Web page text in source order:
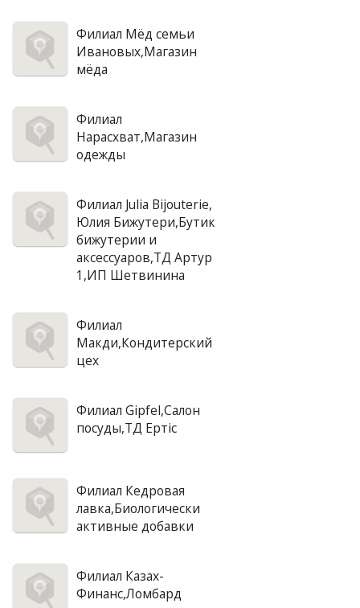
Филиал Мёд семьи
Ивановых,Магазин
мёда
Филиал
Нарасхват,Магазин
одежды
Филиал Julia Bijouterie,
Юлия Бижутери,Бутик
бижутерии и
аксессуаров,ТД Артур
1,ИП Шетвинина
Филиал
Макди,Кондитерский
цех
Филиал Gipfel,Салон
посуды,ТД Ертiс
Филиал Кедровая
лавка,Биологически
активные добавки
Филиал Казах-
Финанс,Ломбард